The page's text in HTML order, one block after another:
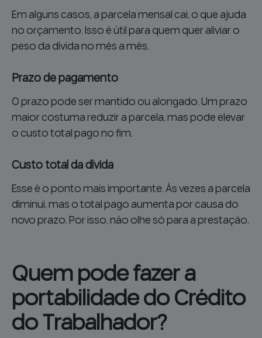
Em alguns casos, a parcela mensal cai, o que ajuda
no orçamento. Isso é útil para quem quer aliviar o
peso da dívida no mês a mês.
Prazo de pagamento
O prazo pode ser mantido ou alongado. Um prazo
maior costuma reduzir a parcela, mas pode elevar
o custo total pago no fim.
Custo total da dívida
Esse é o ponto mais importante. Às vezes a parcela
diminui, mas o total pago aumenta por causa do
novo prazo. Por isso, não olhe só para a prestação.
Quem pode fazer a
portabilidade do Crédito
do Trabalhador?